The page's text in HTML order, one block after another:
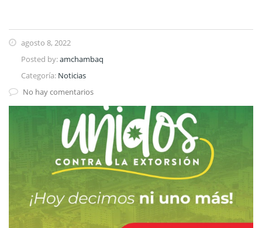
agosto 8, 2022
Posted by:amchambaq
Categoría: Noticias
No hay comentarios